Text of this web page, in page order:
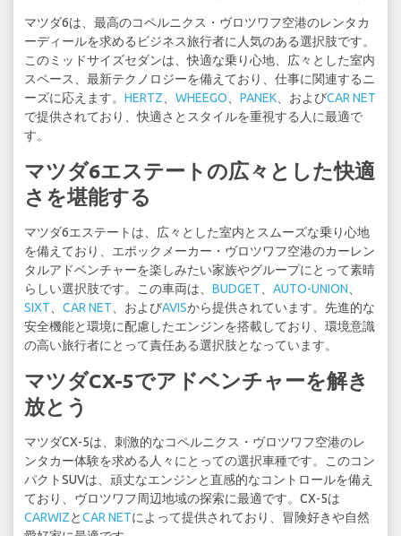
マツダ6は、最高のコペルニクス・ヴロツワフ空港のレンタカ
ーディールを求めるビジネス旅行者に人気のある選択肢です。
このミッドサイズセダンは、快適な乗り心地、広々とした室内
スペース、最新テクノロジーを備えており、仕事に関連するニ
ーズに応えます。 HERTZ WHEEGO PANEK 、およびCAR NET
で提供されており、快適さとスタイルを重視する人に最適で
す。
マツダ6エステートの広々とした快適
さを堪能する
マツダ6エステートは、広々とした室内とスムーズな乗り心地
を備えており、エポックメーカー・ヴロツワフ空港のカーレン
タルアドベンチャーを楽しみたい家族やグループにとって素晴
らしい選択肢です。この車両は、 BUDGET AUTO-UNION
SIXT
CAR NET 、およびAVISから提供されています。先進的な
安全機能と環境に配慮したエンジンを搭載しており、環境意識
の高い旅行者にとって責任ある選択肢となっています。
マツダCX-5でアドベンチャーを解き
放とう
マツダCX-5は、刺激的なコペルニクス・ヴロツワフ空港のレ
ンタカー体験を求める人々にとっての選択車種です。このコン
パクトSUVは、頑丈なエンジンと直感的なコントロールを備え
ており、ヴロツワフ周辺地域の探索に最適です。CX-5は
CARWIZとCAR NETによって提供されており、冒険好きや自然